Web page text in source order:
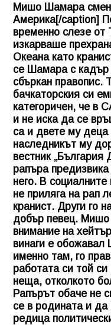
Мишо Шамара
Америка[/caption]
временно слезе
изкарваше
Океана като
се Шамара с кадър
сбъркан правопис.
бачкаторския си
категоричен, че в
и не иска да се
са и двете му
наследникът му
вестник „България
рапъра
него. В
не приляга на рап
кранист. Други го
добър певец.
внимание на
винаги е
именно там, го
работата си той си
неща, отколкото
Рапърът обаче не
се в родината и да
редица